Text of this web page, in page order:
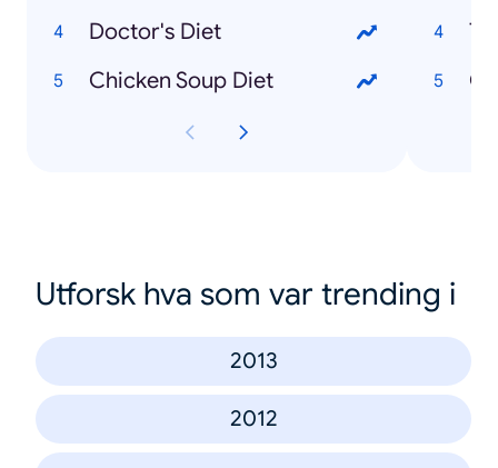
Doctor's Diet
Chicken Soup Diet
Utforsk hva som var trending i
2013
2012